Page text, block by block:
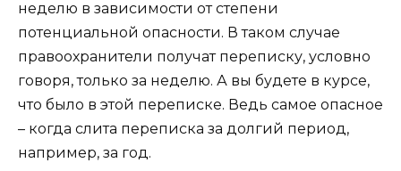
неделю в зависимости от степени
потенциальной опасности. В таком случае
правоохранители получат переписку, условно
говоря, только за неделю. А вы будете в курсе,
что было в этой переписке. Ведь самое опасное
– когда слита переписка за долгий период,
например, за год.